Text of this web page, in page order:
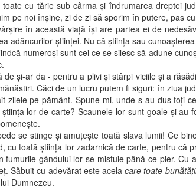
cu tărie sub cârma şi îndrumarea dreptei
pe noi înşine, zi de zi să sporim în putere, pas
această viaţă îşi are partea ei de
adâncurilor ştiinţei. Nu că ştiinţa sau
numeroşi sunt cei ce se silesc să adune
ar da - pentru a plivi şi stârpi viciile şi a răsădi
Căci de un lucru putem fi siguri: în ziua
zilele pe pământ. Spune-mi, unde s-au dus toţi
lor de carte? Scaunele lor sunt goale şi
stinge şi amuţeşte toată slava lumii! Ce bine
cu toată ştiinţa lor zadarnică de carte, pentru că
fumurile gândului lor se mistuie până ce pier.
Săbuit cu adevărat este acelacare toate
Dumnezeu.